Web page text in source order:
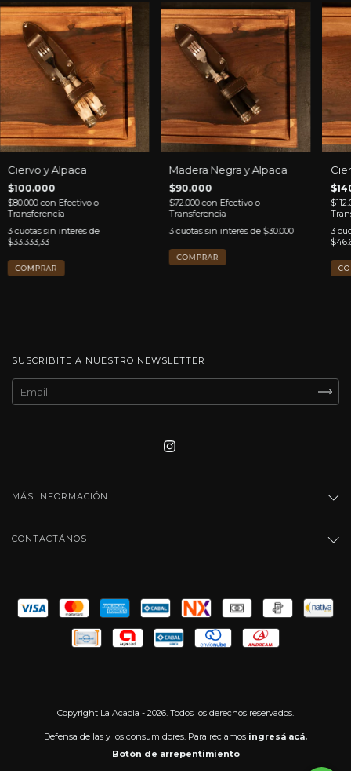
Ciervo y Alpaca
$100.000
$80.000con Efectivo o
Transferencia
3 cuotas sin interés de
$33.333,33
Madera Negra y Alpaca
$90.000
$72.000con Efectivo o
Transferencia
3 cuotas sin interés de $30.000
3
SUSCRIBITE A NUESTRO NEWSLETTER
MÁS INFORMACIÓN
CONTACTÁNOS
Copyright La Acacia - 2026. Todos los derechos reservados.
Defensa de las y los consumidores. Para reclamos ingresá acá.
Botón de arrepentimiento